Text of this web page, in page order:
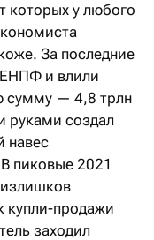
которых у любого
За последние
ЕНПФ и влили
сумму — 4,8 трлн
руками создал
навес
пиковые 2021
излишков
купли-продажи
заходил